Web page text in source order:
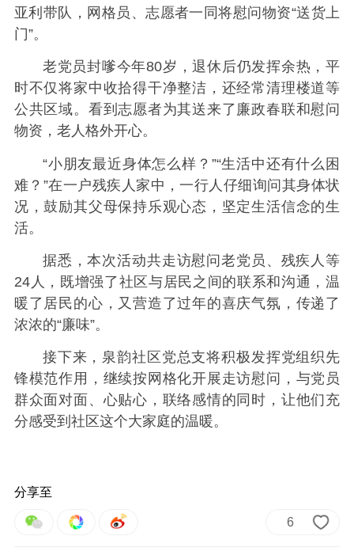
亚利带队，网格员、志愿者一同将慰问物资“送货上
门”。
老党员封嗲今年80岁，退休后仍发挥余热，平
时不仅将家中收拾得干净整洁，还经常清理楼道等
公共区域。看到志愿者为其送来了廉政春联和慰问
物资，老人格外开心。
“小朋友最近身体怎么样？”“生活中还有什么困
难？”在一户残疾人家中，一行人仔细询问其身体状
况，鼓励其父母保持乐观心态，坚定生活信念的生
活。
据悉，本次活动共走访慰问老党员、残疾人等
24人，既增强了社区与居民之间的联系和沟通，温
暖了居民的心，又营造了过年的喜庆气氛，传递了
浓浓的“廉味”。
接下来，泉韵社区党总支将积极发挥党组织先
锋模范作用，继续按网格化开展走访慰问，与党员
群众面对面、心贴心，联络感情的同时，让他们充
分感受到社区这个大家庭的温暖。
分享至
6